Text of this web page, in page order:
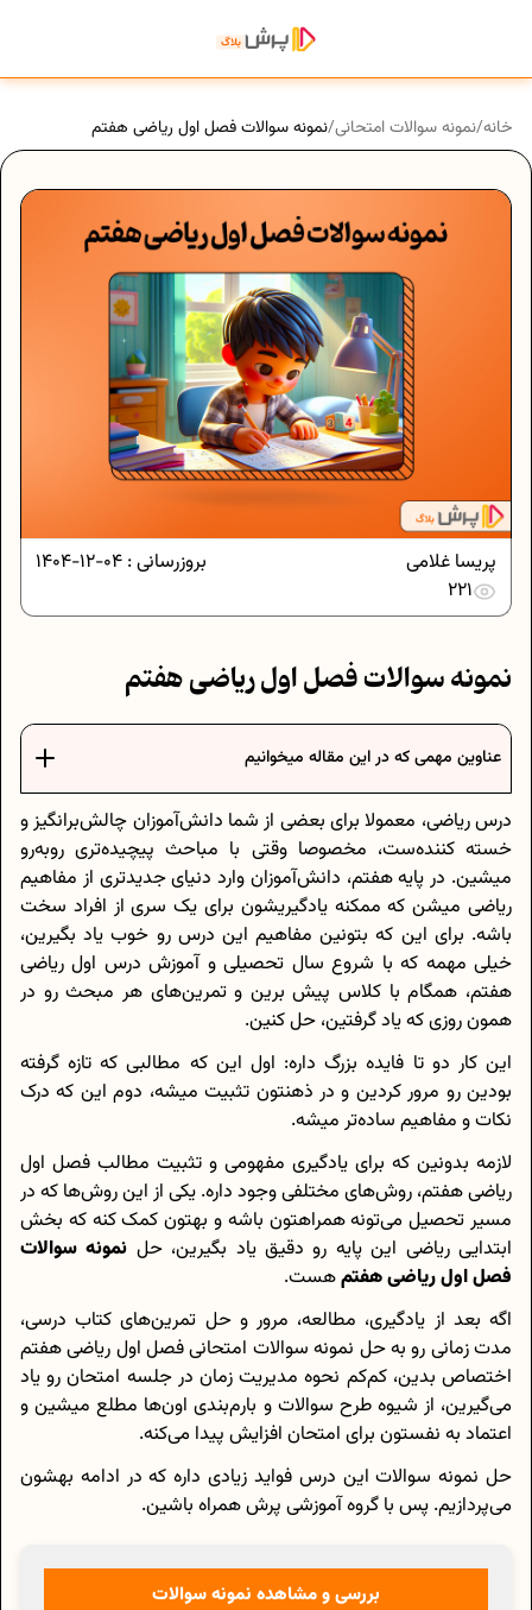
خانه/نمونه سوالات امتحانی/نمونه سوالات فصل اول ریاضی هفتم
بروزرسانی : 04-12-1404
پریسا غلامی
221
نمونه سوالات فصل اول ریاضی هفتم
عناوین مهمی که در این مقاله میخوانیم
درس ریاضی، معمولا برای بعضی از شما دانش‌آموزان چالش‌برانگیز و
خسته کننده‌ست، مخصوصا وقتی با مباحث پیچیده‌تری روبه‌رو
میشین. در پایه هفتم، دانش‌آموزان وارد دنیای جدیدتری از مفاهیم
ریاضی میشن که ممکنه یادگیریشون برای یک سری از افراد سخت
باشه. برای این که بتونین مفاهیم این درس رو خوب یاد بگیرین،
خیلی مهمه که با شروع سال تحصیلی و آموزش درس اول ریاضی
هفتم، همگام با کلاس پیش برین و تمرین‌های هر مبحث رو در
همون روزی که یاد گرفتین، حل کنین.
این کار دو تا فایده بزرگ داره: اول این که مطالبی که تازه گرفته
بودین رو مرور کردین و در ذهنتون تثبیت میشه، دوم این که درک
نکات و مفاهیم ساده‌تر میشه.
لازمه بدونین که برای یادگیری مفهومی و تثبیت مطالب فصل اول
ریاضی هفتم، روش‌های مختلفی وجود داره. یکی از این روش‌ها که در
مسیر تحصیل می‌تونه همراهتون باشه و بهتون کمک کنه که بخش
ابتدایی ریاضی این پایه رو دقیق یاد بگیرین، حل نمونه سوالات
فصل اول ریاضی هفتمهست.
اگه بعد از یادگیری، مطالعه، مرور و حل تمرین‌های کتاب درسی،
مدت زمانی رو به حل نمونه سوالات امتحانی فصل اول ریاضی هفتم
اختصاص بدین، کم‌کم نحوه مدیریت زمان در جلسه امتحان رو یاد
می‌گیرین، از شیوه طرح سوالات و بارم‌بندی اون‌ها مطلع میشین و
اعتماد به نفستون برای امتحان افزایش پیدا می‌کنه.
حل نمونه سوالات این درس فواید زیادی داره که در ادامه بهشون
می‌پردازیم. پس با گروه آموزشی پرش همراه باشین.
بررسی و مشاهده نمونه سوالات